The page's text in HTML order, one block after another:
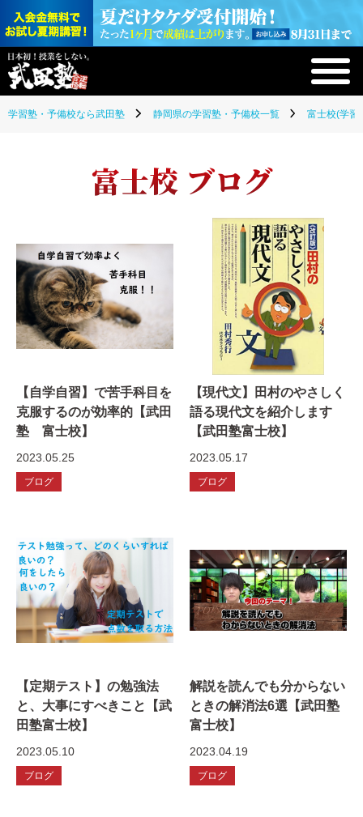
学習塾・予備校なら武田塾 静岡県の学習塾・予備校一覧 富士校(学習
富士校 ブログ
【自学自習】で苦手科目を
克服するのが効率的【武田
塾 富士校】
2023.05.25
ブログ
【現代文】田村のやさしく
語る現代文を紹介します
【武田塾富士校】
2023.05.17
ブログ
【定期テスト】の勉強法
と、大事にすべきこと【武
田塾富士校】
2023.05.10
ブログ
解説を読んでも分からない
ときの解消法6選【武田塾
富士校】
2023.04.19
ブログ